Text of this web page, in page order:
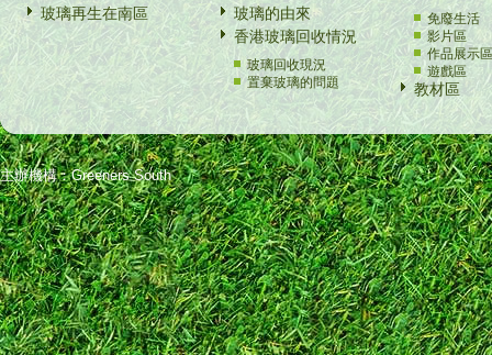
玻璃再生在南區
玻璃的由來
香港玻璃回收情況
玻璃回收現況
置棄玻璃的問題
免廢生活
影片區
作品展示區
遊戲區
教材區
主辦機構：Greeners South